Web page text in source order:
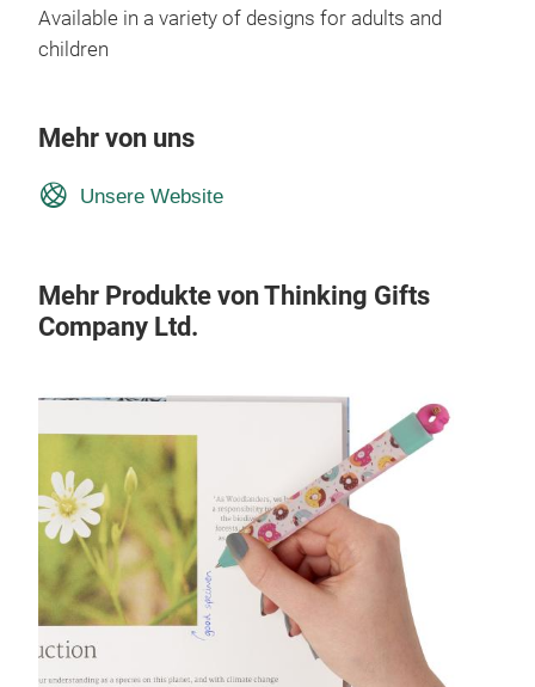
Available in a variety of designs for adults and
children
Mehr von uns
Unsere Website
Mehr Produkte von Thinking Gifts
Company Ltd.